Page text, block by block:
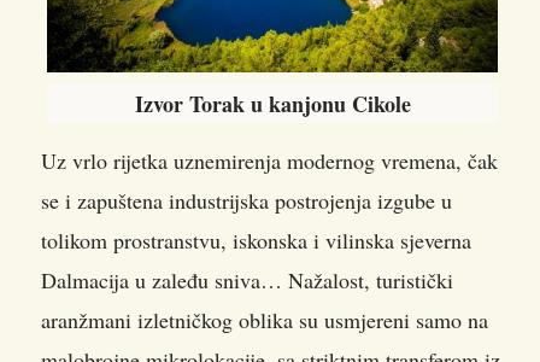
Izvor Torak u kanjonu Cikole
Uz vrlo rijetka uznemirenja modernog vremena, čak
se i zapuštena industrijska postrojenja izgube u
tolikom prostranstvu, iskonska i vilinska sjeverna
Dalmacija u zaleđu sniva… Nažalost, turistički
aranžmani izletničkog oblika su usmjereni samo na